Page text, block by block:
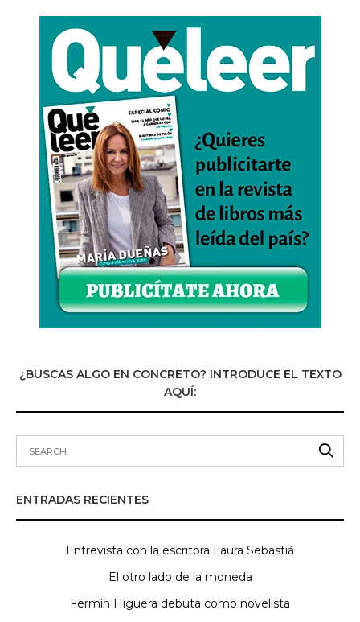
¿BUSCAS ALGO EN CONCRETO? INTRODUCE EL TEXTO
AQUÍ:
ENTRADAS RECIENTES
Entrevista con la escritora Laura Sebastiá
El otro lado de la moneda
Fermín Higuera debuta como novelista